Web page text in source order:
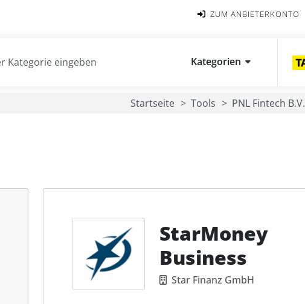
ZUM ANBIETERKONTO
Kategorien
Startseite Tools PNL Fintech B.V.
StarMoney
Business
Star Finanz GmbH